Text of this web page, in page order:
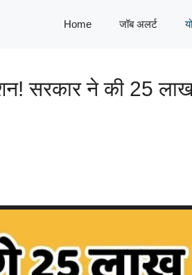
Home जॉब अलर्ट
सरकार ने की 25